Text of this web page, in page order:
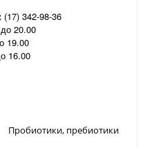
(17) 342-98-36
20.00
19.00
16.00
Пробиотики, пребиотики